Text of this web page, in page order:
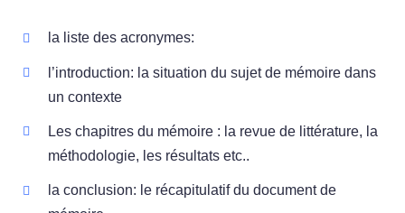
la liste des acronymes:
l’introduction: la situation du sujet de mémoire dans
un contexte
Les chapitres du mémoire : la revue de littérature, la
méthodologie, les résultats etc..
la conclusion: le récapitulatif du document de